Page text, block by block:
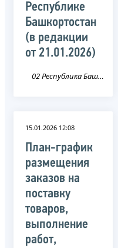
Республике
Башкортостан
(в редакции
от 21.01.2026)
02 Республика Башкортостан
15.01.2026 12:08
План-график
размещения
заказов на
поставку
товаров,
выполнение
работ,